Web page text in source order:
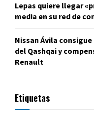
Lepas quiere llegar
media en su red de
Nissan Ávila
del Qashqai y
Renault
Etiquetas